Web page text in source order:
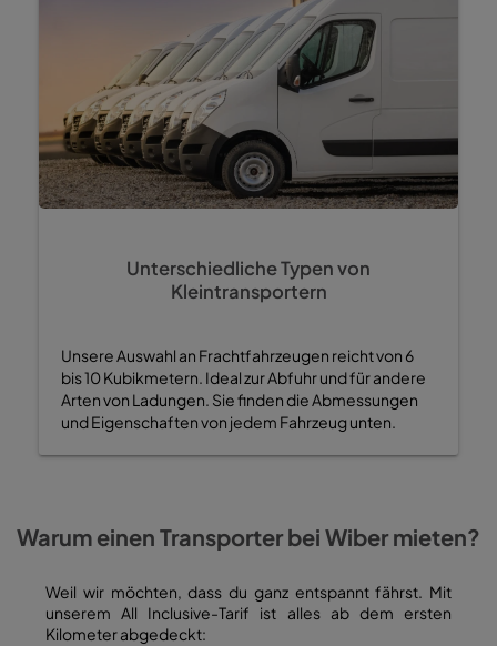
Unterschiedliche Typen von
Kleintransportern
Unsere Auswahl an Frachtfahrzeugen reicht von 6
bis 10 Kubikmetern. Ideal zur Abfuhr und für andere
Arten von Ladungen. Sie finden die Abmessungen
und Eigenschaften von jedem Fahrzeug unten.
Warum einen Transporter bei Wiber mieten?
Weil wir möchten, dass du ganz entspannt fährst. Mit
unserem All Inclusive-Tarif ist alles ab dem ersten
Kilometer abgedeckt: